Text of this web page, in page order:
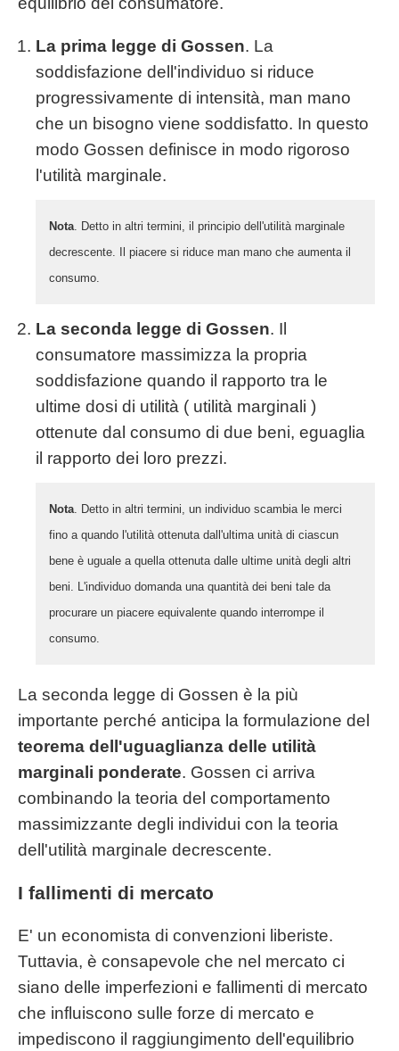
La prima legge di Gossen. La
soddisfazione dell'individuo si riduce
progressivamente di intensità, man mano
che un bisogno viene soddisfatto. In questo
modo Gossen definisce in modo rigoroso
l'utilità marginale.
Nota . Detto in altri termini, il principio dell'utilità marginale
decrescente. Il piacere si riduce man mano che aumenta il
consumo.
La seconda legge di Gossen. Il
consumatore massimizza la propria
soddisfazione quando il rapporto tra le
ultime dosi di utilità ( utilità marginali )
ottenute dal consumo di due beni, eguaglia
il rapporto dei loro prezzi.
Nota . Detto in altri termini, un individuo scambia le merci
fino a quando l'utilità ottenuta dall'ultima unità di ciascun
bene è uguale a quella ottenuta dalle ultime unità degli altri
beni. L'individuo domanda una quantità dei beni tale da
procurare un piacere equivalente quando interrompe il
consumo.
La seconda legge di Gossen è la più
importante perché anticipa la formulazione del
teorema dell'uguaglianza delle utilità
marginali ponderate. Gossen ci arriva
combinando la teoria del comportamento
massimizzante degli individui con la teoria
dell'utilità marginale decrescente.
I fallimenti di mercato
E' un economista di convenzioni liberiste.
Tuttavia, è consapevole che nel mercato ci
siano delle imperfezioni e fallimenti di mercato
che influiscono sulle forze di mercato e
impediscono il raggiungimento dell'equilibrio